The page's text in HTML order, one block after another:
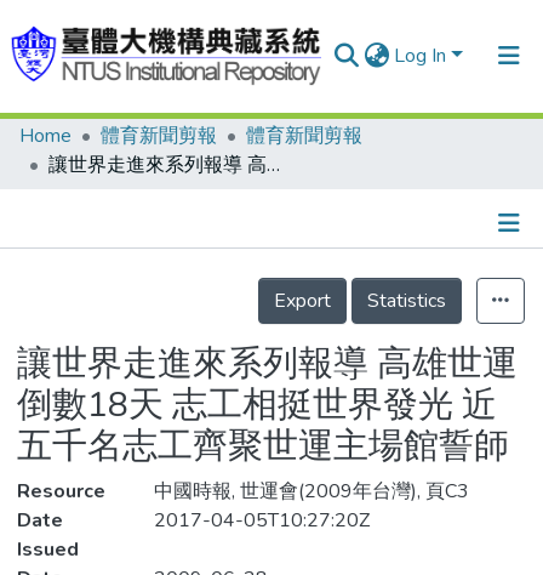
Log In
Communities & Collections
Statistics
Home 體育新聞剪報
體育新聞剪報
讓世界走進來系列報導 高雄世運倒數18天 志工相挺世界發光 近五千名志工齊聚世運主場館誓師
Details
Export
Statistics
讓世界走進來系列報導 高雄世運
倒數18天 志工相挺世界發光 近
五千名志工齊聚世運主場館誓師
Resource
中國時報, 世運會(2009年台灣), 頁C3
Date
Issued
2017-04-05T10:27:20Z